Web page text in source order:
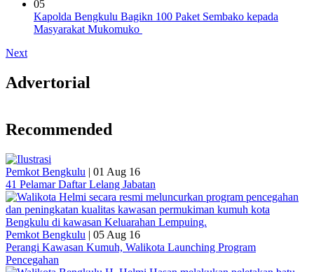
05
Kapolda Bengkulu Bagikn 100 Paket Sembako kepada
Masyarakat Mukomuko
Next
Advertorial
Recommended
Pemkot Bengkulu | 01 Aug 16
41 Pelamar Daftar Lelang Jabatan
Pemkot Bengkulu | 05 Aug 16
Perangi Kawasan Kumuh, Walikota Launching Program
Pencegahan